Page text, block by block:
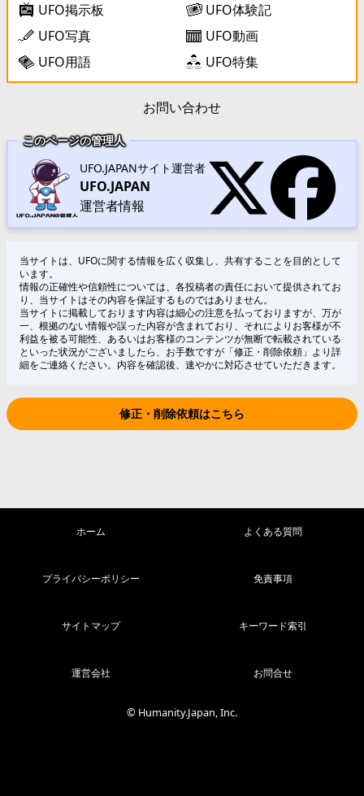
UFO掲示板
UFO体験記
UFO写真
UFO動画
UFO用語
UFO特集
お問い合わせ
このページの管理人
UFO.JAPANサイト運営者
UFO.JAPAN
運営者情報
当サイトは、UFOに関する情報を広く収集し、共有することを目的として
います。
情報の正確性や信頼性については、各投稿者の責任において提供されてお
り、当サイトはその内容を保証するものではありません。
当サイトに掲載しております内容は細心の注意を払っておりますが、万が
一、根拠のない情報や誤った内容が含まれており、それによりお客様が不
利益を被る可能性、あるいはお客様のコンテンツが無断で転載されている
といった状況がございましたら、お手数ですが「修正・削除依頼」より詳
細をご連絡ください。内容を確認後、速やかに対応させていただきます。
修正・削除依頼はこちら
ホーム よくある質問
プライバシーポリシー 免責事項
サイトマップ キーワード索引
運営会社 お問合せ
© Humanity.Japan, Inc.